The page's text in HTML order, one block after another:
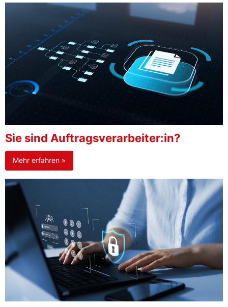
Sie sind Auftragsverarbeiter:in?
Mehr erfahren »